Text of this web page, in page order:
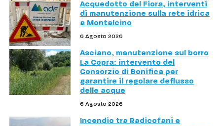
Acquedotto del Fiora, interventi
di manutenzione sulla rete idrica
a Montalcino
6 Agosto 2026
Asciano, manutenzione sul borro
La Copra: intervento del
Consorzio di Bonifica per
garantire il regolare deflusso
delle acque
6 Agosto 2026
Incendio tra Radicofani e